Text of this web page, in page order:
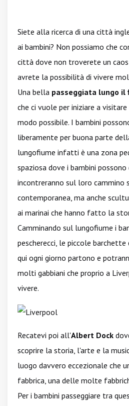
Siete alla ricerca di una città
ai bambini? Non possiamo che
città dove non troverete un caos
avrete la possibilità di vivere
Una bella passeggiata lungo il
che ci vuole per iniziare a
modo possibile. I bambini
liberamente per buona parte
lungofiume infatti è una zona
spaziosa dove i bambini
incontreranno sul loro cammino
contemporanea, ma anche
ai marinai che hanno fatto la
Camminando sul lungofiume i
pescherecci, le piccole barchette
qui ogni giorno partono e
molti gabbiani che proprio a
vivere.
Recatevi poi all'Albert Dock
scoprire la storia, l'arte e la
luogo davvero eccezionale che
fabbrica, una delle molte
Per i bambini passeggiare tra